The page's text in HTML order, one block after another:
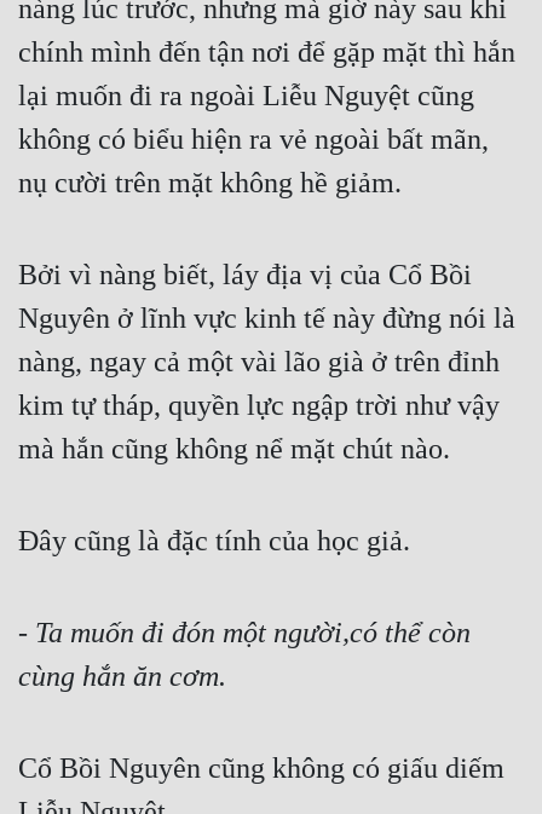
nàng lúc trước, nhưng mà giờ này sau khi
chính mình đến tận nơi để gặp mặt thì hắn
lại muốn đi ra ngoài Liễu Nguyệt cũng
không có biểu hiện ra vẻ ngoài bất mãn,
nụ cười trên mặt không hề giảm.
Bởi vì nàng biết, láy địa vị của Cổ Bồi
Nguyên ở lĩnh vực kinh tế này đừng nói là
nàng, ngay cả một vài lão già ở trên đỉnh
kim tự tháp, quyền lực ngập trời như vậy
mà hắn cũng không nể mặt chút nào.
Đây cũng là đặc tính của học giả.
- Ta muốn đi đón một người,có thể còn
cùng hắn ăn cơm.
Cổ Bồi Nguyên cũng không có giấu diếm